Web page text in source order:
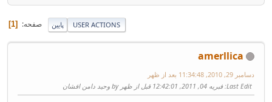
پایین صفحه 1 USER ACTIONS
amerllica
دسامبر 29, 2010, 11:34:48 بعد از ظهر
Last Edit: فبریه 04, 2011, 12:42:01 قبل از ظهر by وحید دامن افشان